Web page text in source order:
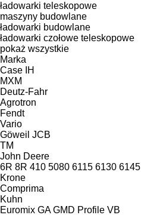
ładowarki teleskopowe
maszyny budowlane
ładowarki budowlane
ładowarki czołowe teleskopowe
pokaż wszystkie
Marka
Case IH
MXM
Deutz-Fahr
Agrotron
Fendt
Vario
Göweil JCB
TM
John Deere
6R 8R 410 5080 6115 6130 6145
Krone
Comprima
Kuhn
Euromix GA GMD Profile VB